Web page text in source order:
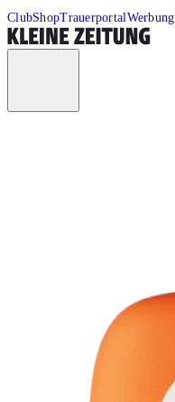
ClubShopTrauerportalWerbung